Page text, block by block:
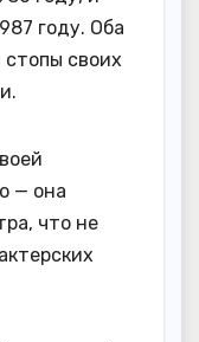
году. Оба
своих
— она
что не